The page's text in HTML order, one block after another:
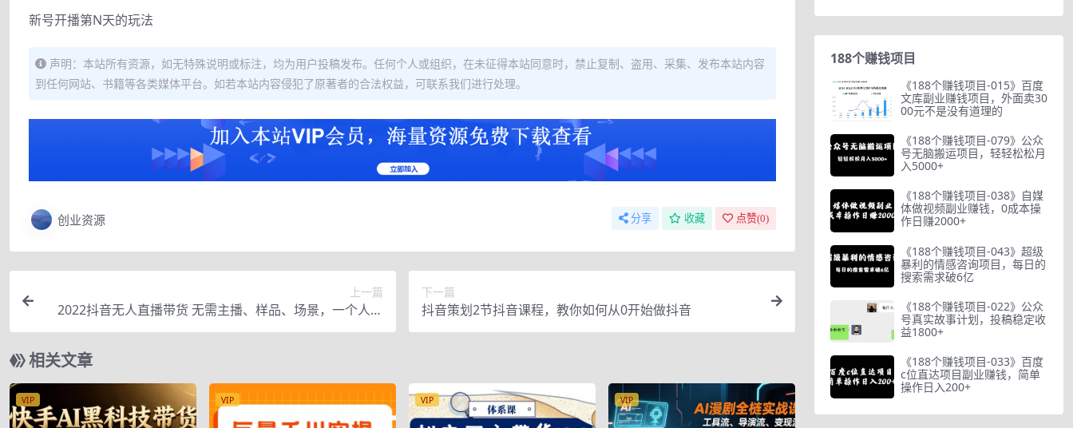
新号开播第N天的玩法
声明：本站所有资源，如无特殊说明或标注，均为用户投稿发布。任何个人或组织，在未征得本站同意时，禁止复制、盗用、采集、发布本站内容
到任何网站、书籍等各类媒体平台。如若本站内容侵犯了原著者的合法权益，可联系我们进行处理。
创业资源 分享 收藏 点赞(0)
上一篇
2022抖音无人直播带货 无需主播、样品、场景，一个人能
搞定(内含素材+工具)
下一篇
抖音策划2节抖音课程，教你如何从0开始做抖音
相关文章
VIP VIP VIP VIP
188个赚钱项目
《188个赚钱项目-015》百度
文库副业赚钱项目，外面卖30
00元不是没有道理的
《188个赚钱项目-079》公众
号无脑搬运项目，轻轻松松月
入5000+
《188个赚钱项目-038》自媒
体做视频副业赚钱，0成本操
作日赚2000+
《188个赚钱项目-043》超级
暴利的情感咨询项目，每日的
搜索需求破6亿
《188个赚钱项目-022》公众
号真实故事计划，投稿稳定收
益1800+
《188个赚钱项目-033》百度
c位直达项目副业赚钱，简单
操作日入200+